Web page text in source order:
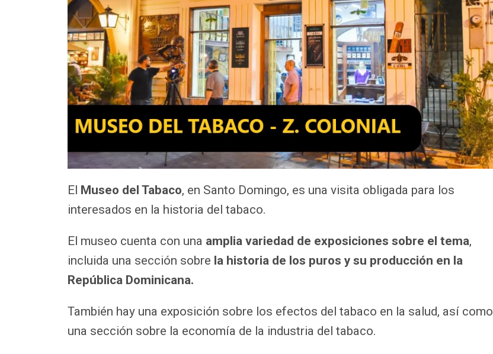
El Museo del Tabaco, en Santo Domingo, es una visita obligada para los
interesados en la historia del tabaco.
El museo cuenta con una amplia variedad de exposiciones sobre el tema,
incluida una sección sobre la historia de los puros y su producción en la
República Dominicana.
También hay una exposición sobre los efectos del tabaco en la salud, así como
una sección sobre la economía de la industria del tabaco.